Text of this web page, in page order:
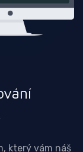
který vám náš